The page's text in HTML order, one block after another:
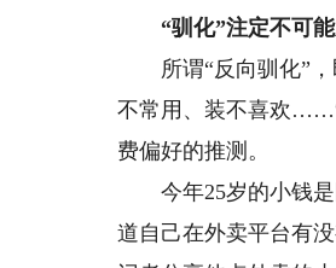
“驯化”注定不可能
所谓“反向驯化”，
不常用、装不喜欢
费偏好的推测。
今年25岁的小钱是
道自己在外卖平台有